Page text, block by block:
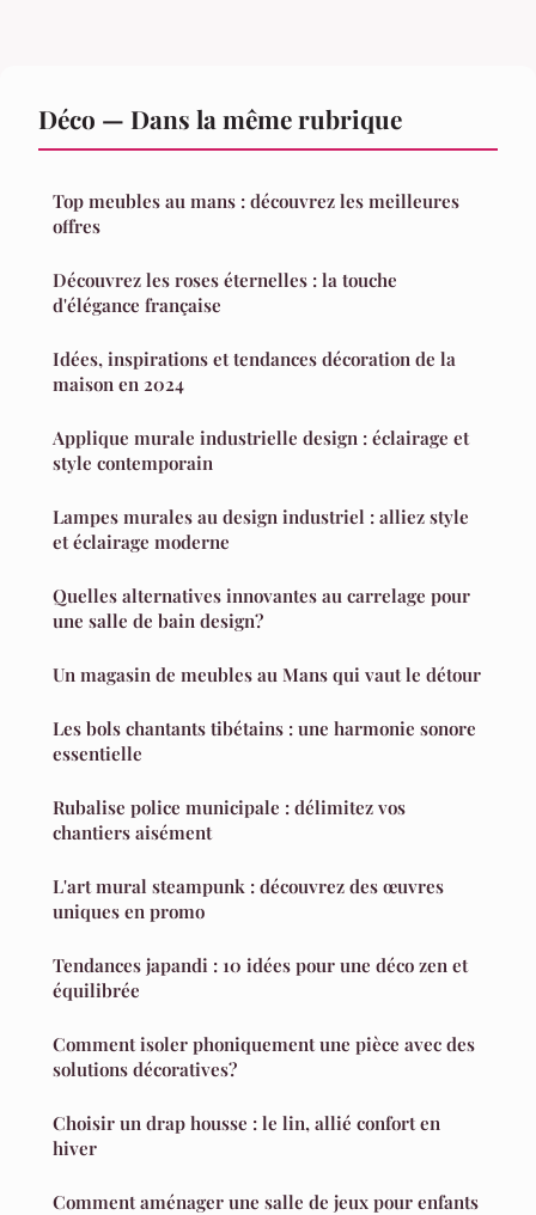
Déco — Dans la même rubrique
Top meubles au mans : découvrez les meilleures
offres
Découvrez les roses éternelles : la touche
d'élégance française
Idées, inspirations et tendances décoration de la
maison en 2024
Applique murale industrielle design : éclairage et
style contemporain
Lampes murales au design industriel : alliez style
et éclairage moderne
Quelles alternatives innovantes au carrelage pour
une salle de bain design?
Un magasin de meubles au Mans qui vaut le détour
Les bols chantants tibétains : une harmonie sonore
essentielle
Rubalise police municipale : délimitez vos
chantiers aisément
L'art mural steampunk : découvrez des œuvres
uniques en promo
Tendances japandi : 10 idées pour une déco zen et
équilibrée
Comment isoler phoniquement une pièce avec des
solutions décoratives?
Choisir un drap housse : le lin, allié confort en
hiver
Comment aménager une salle de jeux pour enfants